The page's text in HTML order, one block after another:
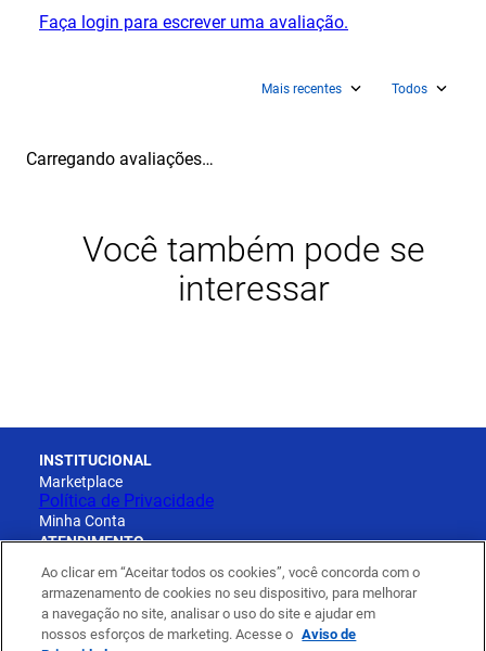
Faça login para escrever uma avaliação.
Mais recentes Todos
Carregando avaliações…
Você também pode se
interessar
INSTITUCIONAL
Marketplace
Política de Privacidade
Minha Conta
ATENDIMENTO
Cadastro
Pedidos
Entregas e Prazos
Trocas, Devoluções e Reembolso
Formas de pagamento
Ao clicar em “Aceitar todos os cookies”, você concorda com o
armazenamento de cookies no seu dispositivo, para melhorar
a navegação no site, analisar o uso do site e ajudar em
nossos esforços de marketing. Acesse o Aviso de